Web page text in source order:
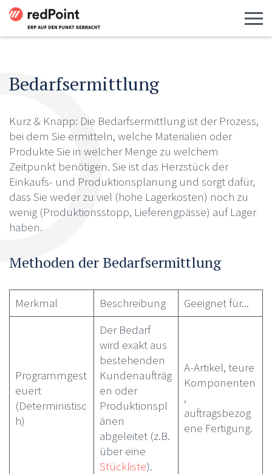
Bedarfsermittlung
Kurz & Knapp: Die Bedarfsermittlung ist der Prozess,
bei dem Sie ermitteln, welche Materialien oder
Produkte Sie in welcher Menge zu welchem
Zeitpunkt benötigen. Sie ist das Herzstück der
Einkaufs- und Produktionsplanung und sorgt dafür,
dass Sie weder zu viel (hohe Lagerkosten) noch zu
wenig (Produktionsstopp, Lieferengpässe) auf Lager
haben.
Methoden der Bedarfsermittlung
Merkmal Beschreibung Geeignet für...
Programmgest
euert
(Deterministisc
h)
Der Bedarf
wird exakt aus
bestehenden
Kundenaufträg
en oder
Produktionspl
änen
abgeleitet (z.B.
über eine
Stückliste).
A-Artikel, teure
Komponenten
,
auftragsbezog
ene Fertigung.